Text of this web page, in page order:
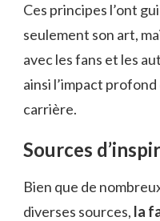
Ces principes l’ont
seulement son art,
avec les fans et les
ainsi l’impact profond
carrière.
Sources
Bien que de
diverses sources, la